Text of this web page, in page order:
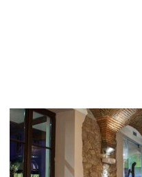
Osthofen